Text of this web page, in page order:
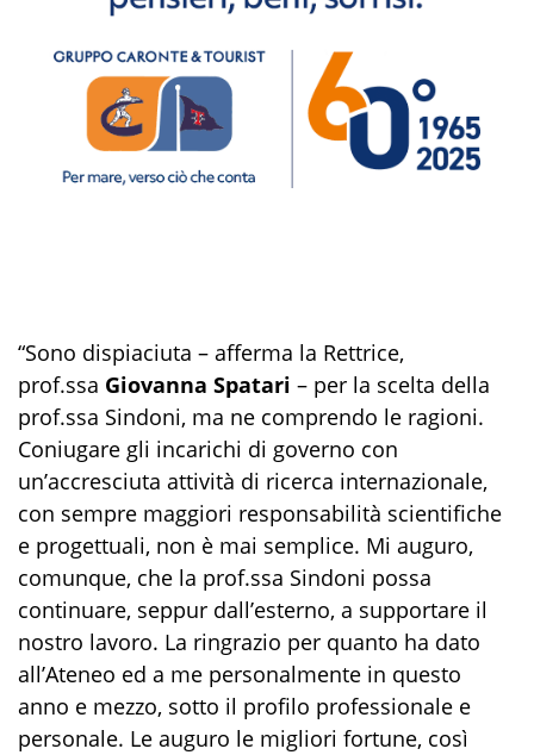
“Sono dispiaciuta – afferma la Rettrice,
prof.ssa Giovanna Spatari – per la scelta della
prof.ssa Sindoni, ma ne comprendo le ragioni.
Coniugare gli incarichi di governo con
un’accresciuta attività di ricerca internazionale,
con sempre maggiori responsabilità scientifiche
e progettuali, non è mai semplice. Mi auguro,
comunque, che la prof.ssa Sindoni possa
continuare, seppur dall’esterno, a supportare il
nostro lavoro. La ringrazio per quanto ha dato
all’Ateneo ed a me personalmente in questo
anno e mezzo, sotto il profilo professionale e
personale. Le auguro le migliori fortune, così